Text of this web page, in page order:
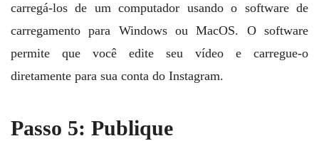
carregá-los de um computador usando o software de
carregamento para Windows ou MacOS. O software
permite que você edite seu vídeo e carregue-o
diretamente para sua conta do Instagram.
Passo 5: Publique